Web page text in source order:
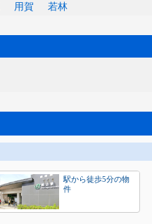
用賀 若林
駅から徒歩5分の物
件